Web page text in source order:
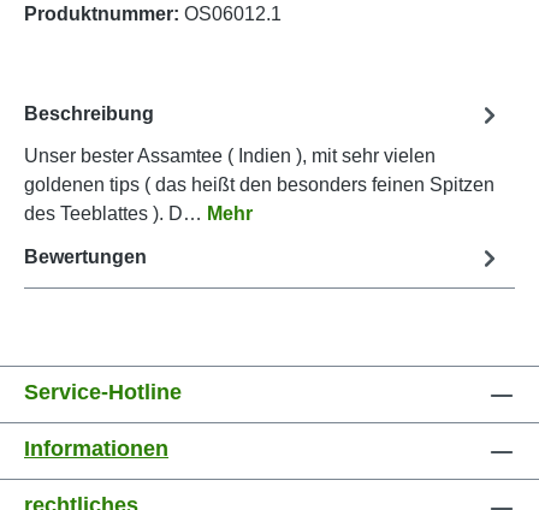
Produktnummer: OS06012.1
Beschreibung
Unser bester Assamtee ( Indien ), mit sehr vielen
goldenen tips ( das heißt den besonders feinen Spitzen
des Teeblattes ). D… Mehr
Bewertungen
Service-Hotline
Informationen